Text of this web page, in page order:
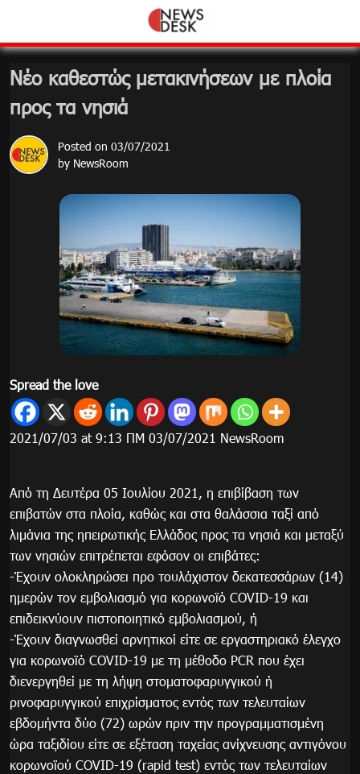
content
Νέο καθεστώς μετακινήσεων με πλοία
προς τα νησιά
Posted on 03/07/2021
by NewsRoom
Spread the love
2021/07/03 at 9:13 ΠΜ 03/07/2021 NewsRoom
Από τη Δευτέρα 05 Ιουλίου 2021, η επιβίβαση των
επιβατών στα πλοία, καθώς και στα θαλάσσια ταξί από
λιμάνια της ηπειρωτικής Ελλάδος προς τα νησιά και μεταξύ
των νησιών επιτρέπεται εφόσον οι επιβάτες:
-Έχουν ολοκληρώσει προ τουλάχιστον δεκατεσσάρων (14)
ημερών τον εμβολιασμό για κορωνοϊό COVID-19 και
επιδεικνύουν πιστοποιητικό εμβολιασμού, ή
-Έχουν διαγνωσθεί αρνητικοί είτε σε εργαστηριακό έλεγχο
για κορωνοϊό COVID-19 με τη μέθοδο PCR που έχει
διενεργηθεί με τη λήψη στοματοφαρυγγικού ή
ρινοφαρυγγικού επιχρίσματος εντός των τελευταίων
εβδομήντα δύο (72) ωρών πριν την προγραμματισμένη
ώρα ταξιδίου είτε σε εξέταση ταχείας ανίχνευσης αντιγόνου
κορωνοϊού COVID-19 (rapid test) εντός των τελευταίων